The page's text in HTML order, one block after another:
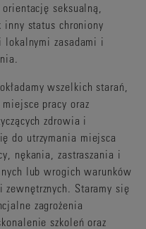
seksualną,
status chroniony
lokalnymi zasadami i
wszelkich starań,
pracy oraz
zdrowia i
do utrzymania miejsca
nękania, zastraszania i
lub wrogich warunków
zewnętrznych. Staramy się
zagrożenia
szkoleń oraz